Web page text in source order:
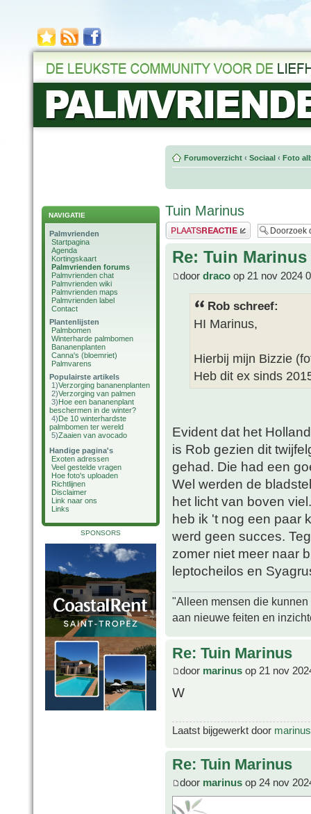
NAVIGATIE
Palmvrienden
Startpagina
Agenda
Kortingskaart
Palmvrienden forums
Palmvrienden chat
Palmvrienden wiki
Palmvrienden maps
Palmvrienden label
Contact
Plantenlijsten
Palmbomen
Winterharde palmbomen
Bananenplanten
Canna's (bloemriet)
Palmvarens
Populairste artikels
1)Verzorging bananenplanten
2)Verzorging van palmen
3)Hoe een bananenplant
beschermen in de winter?
4)De 10 winterhardste
palmbomen ter wereld
5)Zaaien van avocado
Handige pagina's
Exoten adressen
Veel gestelde vragen
Hoe foto's uploaden
Richtlijnen
Disclaimer
Link naar ons
Links
SPONSORS
Forumoverzicht ‹ Sociaal ‹ Foto
Tuin Marinus
Plaats een reactie
Re: Tuin Marinus
door draco op 21 nov 2024
Rob schreef:
HI Marinus,
Hierbij mijn Bizzie
Heb dit ex sinds
Evident dat het
is Rob gezien dit
gehad. Die had een
Wel werden de
het licht van boven
heb ik 't nog een paar
werd geen succes.
zomer niet meer naar
leptocheilos en
"Alleen mensen die
aan nieuwe feiten en
Re: Tuin Marinus
door marinus op 21 nov
W
Laatst bijgewerkt door marinus
Re: Tuin Marinus
door marinus op 24 nov